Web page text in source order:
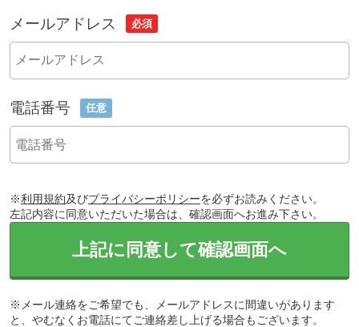
メールアドレス 必須
電話番号 任意
※利用規約及びプライバシーポリシーを必ずお読みください。
左記内容に同意いただいた場合は、確認画面へお進み下さい。
上記に同意して確認画面へ
※メール連絡をご希望でも、メールアドレスに間違いがあります
と、やむなくお電話にてご連絡差し上げる場合もございます。